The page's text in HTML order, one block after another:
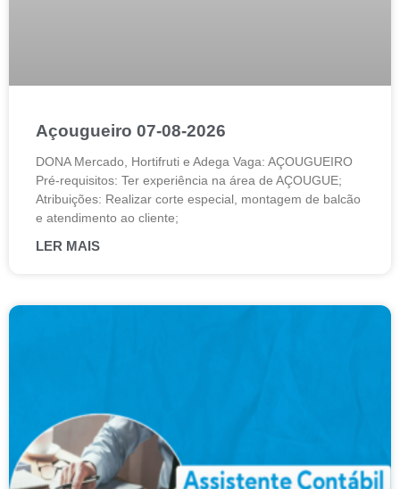
Açougueiro 07-08-2026
DONA Mercado, Hortifruti e Adega Vaga: AÇOUGUEIRO
Pré-requisitos: Ter experiência na área de AÇOUGUE;
Atribuições: Realizar corte especial, montagem de balcão
e atendimento ao cliente;
LER MAIS